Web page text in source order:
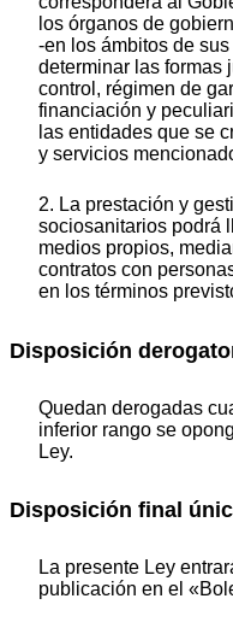
los órganos de
-en los ámbitos de
determinar las formas
control, régimen de
financiación y
las entidades que se
y servicios
2. La prestación y
sociosanitarios podrá
medios propios,
contratos con
en los términos
Disposición
Quedan derogadas
inferior rango se
Ley.
Disposición final
La presente Ley
publicación en el